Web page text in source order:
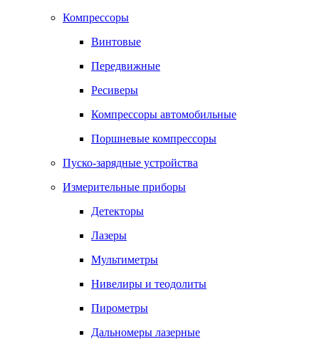
Компрессоры
Винтовые
Передвижные
Ресиверы
Компрессоры автомобильные
Поршневые компрессоры
Пуско-зарядные устройства
Измерительные приборы
Детекторы
Лазеры
Мультиметры
Нивелиры и теодолиты
Пирометры
Дальномеры лазерные